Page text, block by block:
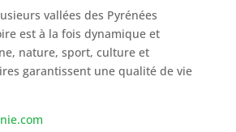
vallées des Pyrénées
est à la fois dynamique et
nature, sport, culture et
garantissent une qualité de vie